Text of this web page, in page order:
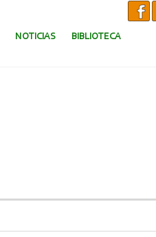
NOTICIAS BIBLIOTECA